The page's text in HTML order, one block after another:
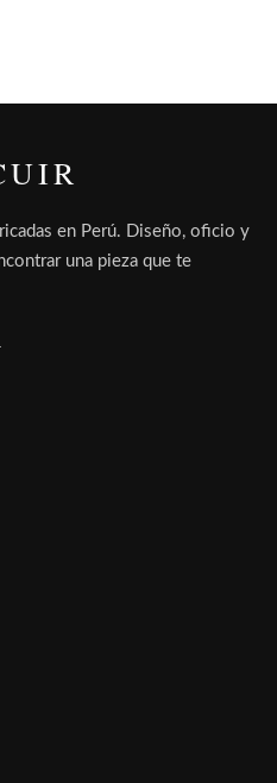
en Perú. Diseño, oficio y
una pieza que te